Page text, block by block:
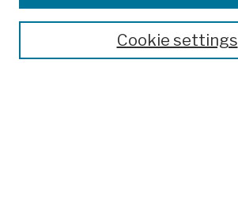
Cookie settings